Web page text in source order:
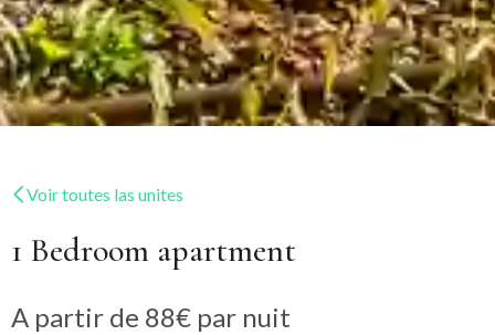
Voir toutes las unites
1 Bedroom apartment
A partir de 88€ par nuit